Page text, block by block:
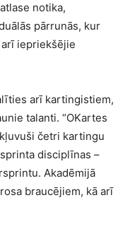
notika,
pārrunās, kur
iepriekšējie
arī kartingistiem,
talanti. “OKartes
četri kartingu
disciplīnas –
Akadēmijā
braucējiem, kā arī